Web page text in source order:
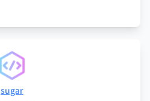
sugar